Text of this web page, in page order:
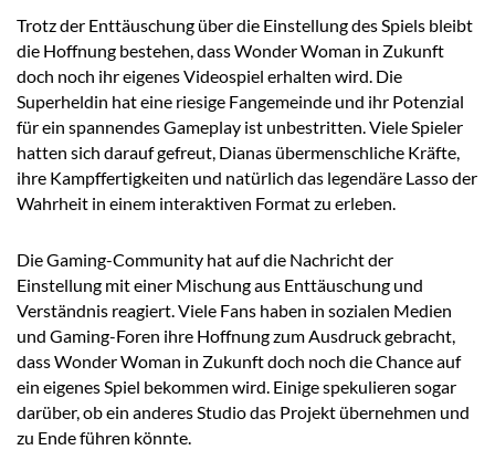
Trotz der Enttäuschung über die Einstellung des Spiels bleibt
die Hoffnung bestehen, dass Wonder Woman in Zukunft
doch noch ihr eigenes Videospiel erhalten wird. Die
Superheldin hat eine riesige Fangemeinde und ihr Potenzial
für ein spannendes Gameplay ist unbestritten. Viele Spieler
hatten sich darauf gefreut, Dianas übermenschliche Kräfte,
ihre Kampffertigkeiten und natürlich das legendäre Lasso der
Wahrheit in einem interaktiven Format zu erleben.
Die Gaming-Community hat auf die Nachricht der
Einstellung mit einer Mischung aus Enttäuschung und
Verständnis reagiert. Viele Fans haben in sozialen Medien
und Gaming-Foren ihre Hoffnung zum Ausdruck gebracht,
dass Wonder Woman in Zukunft doch noch die Chance auf
ein eigenes Spiel bekommen wird. Einige spekulieren sogar
darüber, ob ein anderes Studio das Projekt übernehmen und
zu Ende führen könnte.